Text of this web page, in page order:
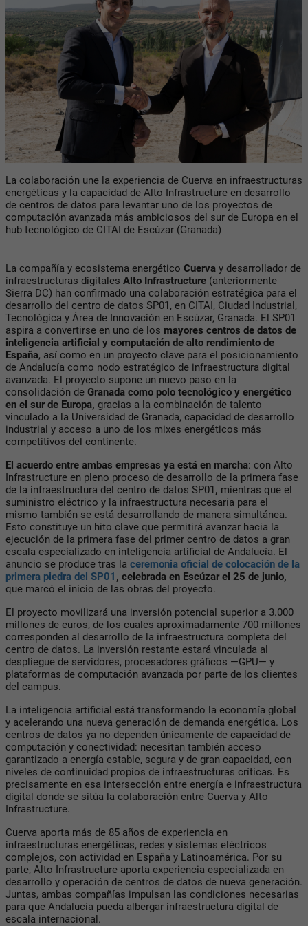
La colaboración une la experiencia de Cuerva en infraestructuras
energéticas y la capacidad de Alto Infrastructure en desarrollo
de centros de datos para levantar uno de los proyectos de
computación avanzada más ambiciosos del sur de Europa en el
hub tecnológico de CITAI de Escúzar (Granada)
La compañía y ecosistema energético Cuerva y desarrollador de
infraestructuras digitales Alto Infrastructure (anteriormente
Sierra DC) han confirmado una colaboración estratégica para el
desarrollo del centro de datos SP01, en CITAI, Ciudad Industrial,
Tecnológica y Área de Innovación en Escúzar, Granada. El SP01
aspira a convertirse en uno de los mayores centros de datos de
inteligencia artificial y computación de alto rendimiento de
España, así como en un proyecto clave para el posicionamiento
de Andalucía como nodo estratégico de infraestructura digital
avanzada. El proyecto supone un nuevo paso en la
consolidación de Granada como polo tecnológico y energético
en el sur de Europa, gracias a la combinación de talento
vinculado a la Universidad de Granada, capacidad de desarrollo
industrial y acceso a uno de los mixes energéticos más
competitivos del continente.
El acuerdo entre ambas empresas ya está en marcha: con Alto
Infrastructure en pleno proceso de desarrollo de la primera fase
de la infraestructura del centro de datos SP01, mientras que el
suministro eléctrico y la infraestructura necesaria para el
mismo también se está desarrollando de manera simultánea.
Esto constituye un hito clave que permitirá avanzar hacia la
ejecución de la primera fase del primer centro de datos a gran
escala especializado en inteligencia artificial de Andalucía. El
anuncio se produce tras la ceremonia oficial de colocación de la
primera piedra del SP01 , celebrada en Escúzar el 25 de junio,
que marcó el inicio de las obras del proyecto.
El proyecto movilizará una inversión potencial superior a 3.000
millones de euros, de los cuales aproximadamente 700 millones
corresponden al desarrollo de la infraestructura completa del
centro de datos. La inversión restante estará vinculada al
despliegue de servidores, procesadores gráficos —GPU— y
plataformas de computación avanzada por parte de los clientes
del campus.
La inteligencia artificial está transformando la economía global
y acelerando una nueva generación de demanda energética. Los
centros de datos ya no dependen únicamente de capacidad de
computación y conectividad: necesitan también acceso
garantizado a energía estable, segura y de gran capacidad, con
niveles de continuidad propios de infraestructuras críticas. Es
precisamente en esa intersección entre energía e infraestructura
digital donde se sitúa la colaboración entre Cuerva y Alto
Infrastructure.
Cuerva aporta más de 85 años de experiencia en
infraestructuras energéticas, redes y sistemas eléctricos
complejos, con actividad en España y Latinoamérica. Por su
parte, Alto Infrastructure aporta experiencia especializada en
desarrollo y operación de centros de datos de nueva generación.
Juntas, ambas compañías impulsan las condiciones necesarias
para que Andalucía pueda albergar infraestructura digital de
escala internacional.